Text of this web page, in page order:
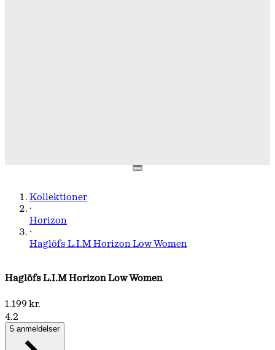
Kollektioner
·
Horizon
·
Haglöfs L.I.M Horizon Low Women
Haglöfs L.I.M Horizon Low Women
1.199 kr.
4.2
5 anmeldelser